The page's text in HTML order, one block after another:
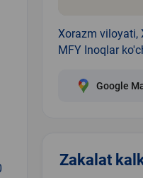
Xorazm viloyati,
MFY Inoqlar
Google
Zakalat